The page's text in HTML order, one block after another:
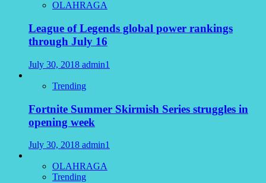
OLAHRAGA
League of Legends global power rankings
through July 16
July 30, 2018 admin1
Trending
Fortnite Summer Skirmish Series struggles in
opening week
July 30, 2018 admin1
OLAHRAGA
Trending